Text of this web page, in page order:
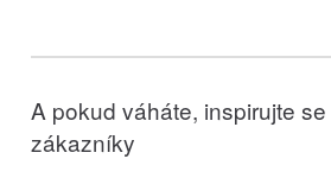
A pokud váháte, inspirujte
zákazníky